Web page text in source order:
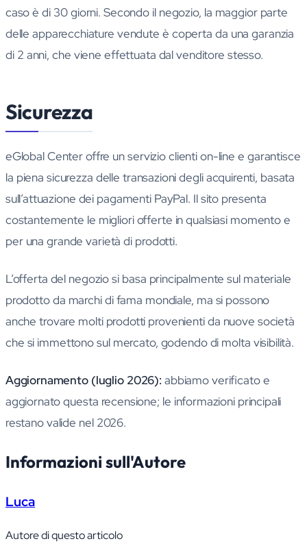
caso è di 30 giorni. Secondo il negozio, la maggior parte
delle apparecchiature vendute è coperta da una garanzia
di 2 anni, che viene effettuata dal venditore stesso.
Sicurezza
eGlobal Center offre un servizio clienti on-line e garantisce
la piena sicurezza delle transazioni degli acquirenti, basata
sull’attuazione dei pagamenti PayPal. Il sito presenta
costantemente le migliori offerte in qualsiasi momento e
per una grande varietà di prodotti.
L’offerta del negozio si basa principalmente sul materiale
prodotto da marchi di fama mondiale, ma si possono
anche trovare molti prodotti provenienti da nuove società
che si immettono sul mercato, godendo di molta visibilità.
Aggiornamento (luglio 2026): abbiamo verificato e
aggiornato questa recensione; le informazioni principali
restano valide nel 2026.
Informazioni sull'Autore
Luca
Autore di questo articolo